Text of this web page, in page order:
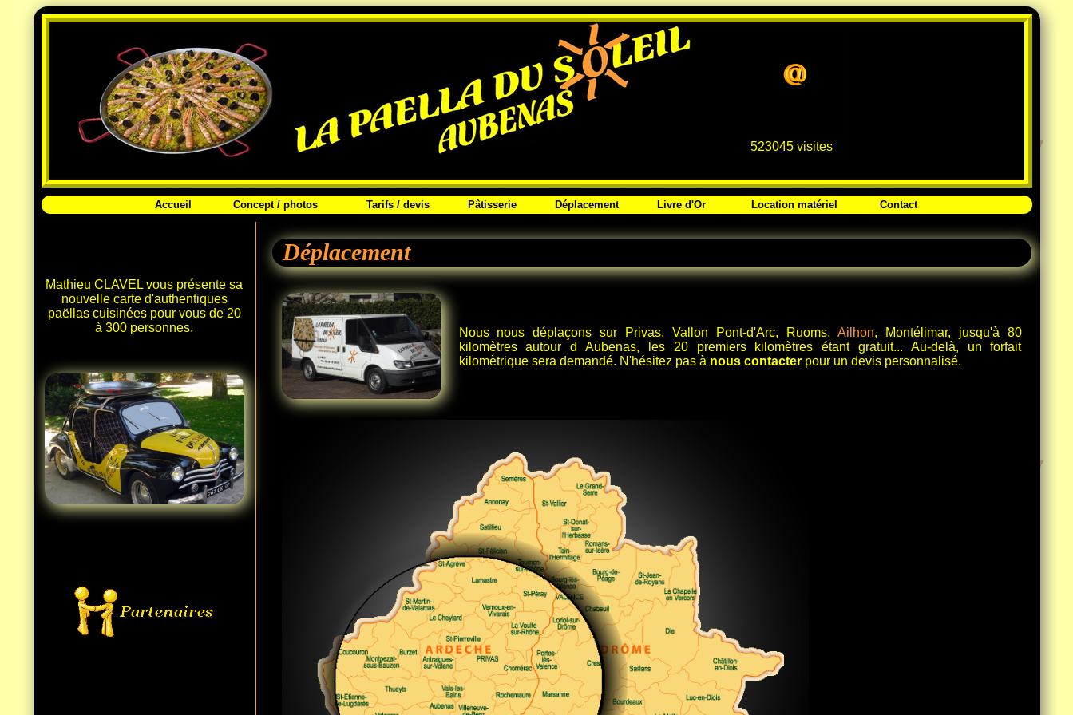
523045 visites
Accueil Concept / photos Tarifs / devis Pâtisserie Déplacement Livre d'Or Location matériel Contact
Mathieu CLAVEL vous présente sa
nouvelle carte d'authentiques
paëllas cuisinées pour vous de 20
à 300 personnes.
Déplacement
Nous nous déplaçons sur Privas, Vallon Pont-d'Arc, Ruoms, Ailhon, Montélimar, jusqu'à 80
kilomètres autour d Aubenas, les 20 premiers kilomètres étant gratuit... Au-delà, un forfait
kilomètrique sera demandé. N'hésitez pas à nous contacterpour un devis personnalisé.